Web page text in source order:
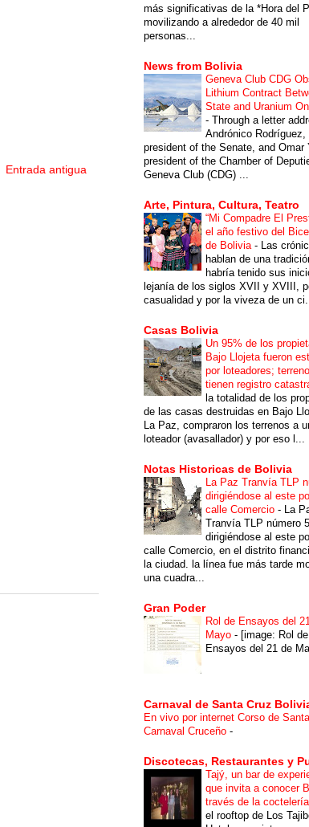
Entrada antigua
más significativas de la *Hora del
movilizando a alrededor de 40 mil
personas...
News from Bolivia
Geneva Club CDG
Lithium Contract
State and Uranium
- Through a letter
Andrónico Rodríguez,
president of the Senate, and Omar
president of the Chamber of
Geneva Club (CDG) ...
Arte, Pintura, Cultura, Teatro
“Mi Compadre El
el año festivo del
de Bolivia - Las
hablan de una
habría tenido sus
lejanía de los siglos XVII y XVIII,
casualidad y por la viveza de un
Casas Bolivia
Un 95% de los
Bajo Llojeta fueron
por loteadores;
tienen registro
la totalidad de los
de las casas destruidas en Bajo
La Paz, compraron los terrenos a
loteador (avasallador) y por eso l...
Notas Historicas de Bolivia
La Paz Tranvía TLP
dirigiéndose al este
calle Comercio - La
Tranvía TLP número 5
dirigiéndose al este
calle Comercio, en el distrito
la ciudad. la línea fue más tarde
una cuadra...
Gran Poder
Rol de Ensayos del
Mayo - [image: Rol de
Ensayos del 21 de
Carnaval de Santa Cruz
En vivo por internet Corso de
Carnaval Cruceño -
Discotecas, Restaurantes y
Tajý, un bar de
que invita a conocer
través de la
el rooftop de Los